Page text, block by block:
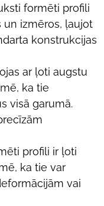
formēti profili
un izmēros, ļaujot
konstrukcijas
ar ļoti augstu
ka tie
visā garumā.
profili ir ļoti
ka tie var
vai